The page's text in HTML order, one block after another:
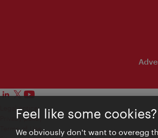
Legal notice
Privacy policy
Terms of Use
Feel like some cookies?
We obviously don't want to overegg